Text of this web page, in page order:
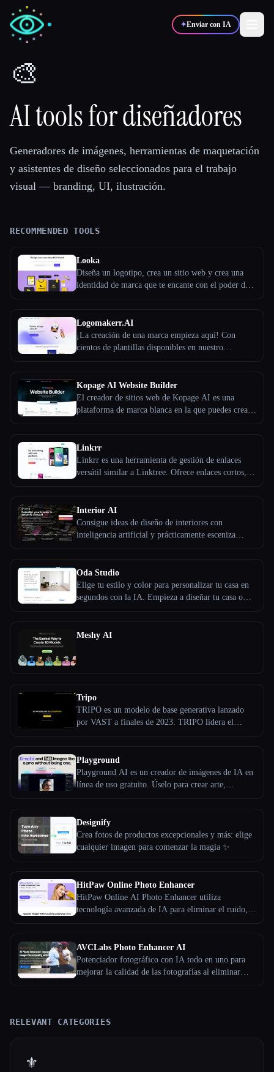
✦Enviar con IA
✍️
💻 📈
🎓Estudiantes 🎬Creadores
Comparar herramientas
Acerca de
Esc
🎨
AI tools for diseñadores
Generadores de imágenes, herramientas de maquetación
y asistentes de diseño seleccionados para el trabajo
visual — branding, UI, ilustración.
RECOMMENDED TOOLS
Looka
Diseña un logotipo, crea un sitio web y crea una
identidad de marca que te encante con el poder de
Logomakerr.AI
¡La creación de una marca empieza aquí! Con
cientos de plantillas disponibles en nuestro
tienes que preocuparte por la experiencia de diseño
ni por pagar a un diseñador de primera calidad.
¡Todo lo que necesitas para crear una marca está
Kopage AI Website Builder
El creador de sitios web de Kopage AI es una
plataforma de marca blanca en la que puedes crear
Linkrr
Linkrr es una herramienta de gestión de enlaces
versátil similar a Linktree. Ofrece enlaces cortos,
y alojamiento de sitios HTML. Las funciones
incluyen análisis, acortamiento de URL y dominios
personalizados. Los planes de precios se adaptan a
Interior AI
Consigue ideas de diseño de interiores con
inteligencia artificial y prácticamente esceniza
Oda Studio
Elige tu estilo y color para personalizar tu casa en
segundos con la IA. Empieza a diseñar tu casa o
Meshy AI
Tripo
TRIPO es un modelo de base generativa lanzado
por VAST a finales de 2023. TRIPO lidera el
generar modelos de malla con estructuras
alámbricas limpias y una geometría suave en 8
segundos, que se pueden integrar en la canalización
Playground
Playground AI es un creador de imágenes de IA en
línea de uso gratuito. Úselo para crear arte,
Designify
Crea fotos de productos excepcionales y más: elige
cualquier imagen para comenzar la magia ✨
HitPaw Online Photo Enhancer
HitPaw Online AI Photo Enhancer utiliza
tecnología avanzada de IA para eliminar el ruido,
AVCLabs Photo Enhancer AI
Potenciador fotográfico con IA todo en uno para
mejorar la calidad de las fotografías al eliminar
RELEVANT CATEGORIES
⚜️